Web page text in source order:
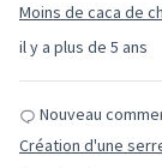
il y a plus de 5 ans
Moins de caca de
Nouveau
Création d'une